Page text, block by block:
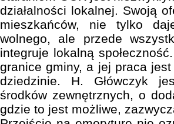
działalności lokalnej. Swoją
mieszkańców, nie tylko
wolnego, ale przede
integruje lokalną
granice gminy, a jej praca
dziedzinie. H. Główczyk
środków zewnętrznych, o
gdzie to jest możliwe,